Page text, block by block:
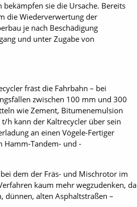
sie die Ursache. Bereits
die Wiederverwertung der
je nach Beschädigung
und unter Zugabe von
fräst die Fahrbahn – bei
zwischen 100 mm und 300
wie Zement, Bitumenemulsion
h kann der Kaltrecycler über sein
an einen Vögele-Fertiger
Hamm-Tandem- und -
dem der Fräs- und Mischrotor im
kaum mehr wegzudenken, da
dünnen, alten Asphaltstraßen –